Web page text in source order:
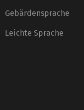
Gebärdensprache
Leichte Sprache